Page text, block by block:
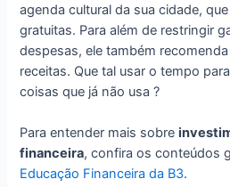
agenda cultural da sua cidade,
gratuitas. Para além de restringir
despesas, ele também
receitas. Que tal usar o tempo
coisas que já não usa ?
Para entender mais sobre
financeira, confira os conteúdos
Educação Financeira da B3.